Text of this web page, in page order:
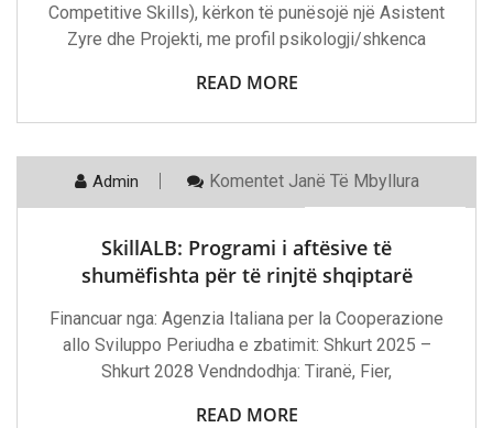
Competitive Skills), kërkon të punësojë një Asistent
Zyre dhe Projekti, me profil psikologji/shkenca
READ MORE
13 Shkurt, 2025
Admin Komentet Te
Programi
Aftësive
Të
Shumëfishta
Të
Rinjtë
Shqiptarë
Janë Të Mbyllura
SkillALB: Programi i aftësive të
shumëfishta për të rinjtë shqiptarë
Financuar nga: Agenzia Italiana per la Cooperazione
allo Sviluppo Periudha e zbatimit: Shkurt 2025 –
Shkurt 2028 Vendndodhja: Tiranë, Fier,
READ MORE